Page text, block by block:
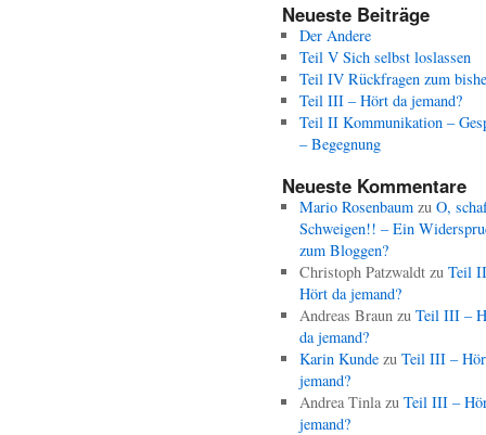
Neueste Beiträge
Der Andere
Teil V Sich selbst loslassen
Teil IV Rückfragen zum
Teil III – Hört da jemand?
Teil II Kommunikation –
– Begegnung
Neueste Kommentare
Mario Rosenbaumzu O,
Schweigen!! – Ein
zum Bloggen?
Christoph Patzwaldtzu Teil
Hört da jemand?
Andreas Braunzu Teil III –
da jemand?
Karin Kundezu Teil III –
jemand?
Andrea Tinlazu Teil III –
jemand?